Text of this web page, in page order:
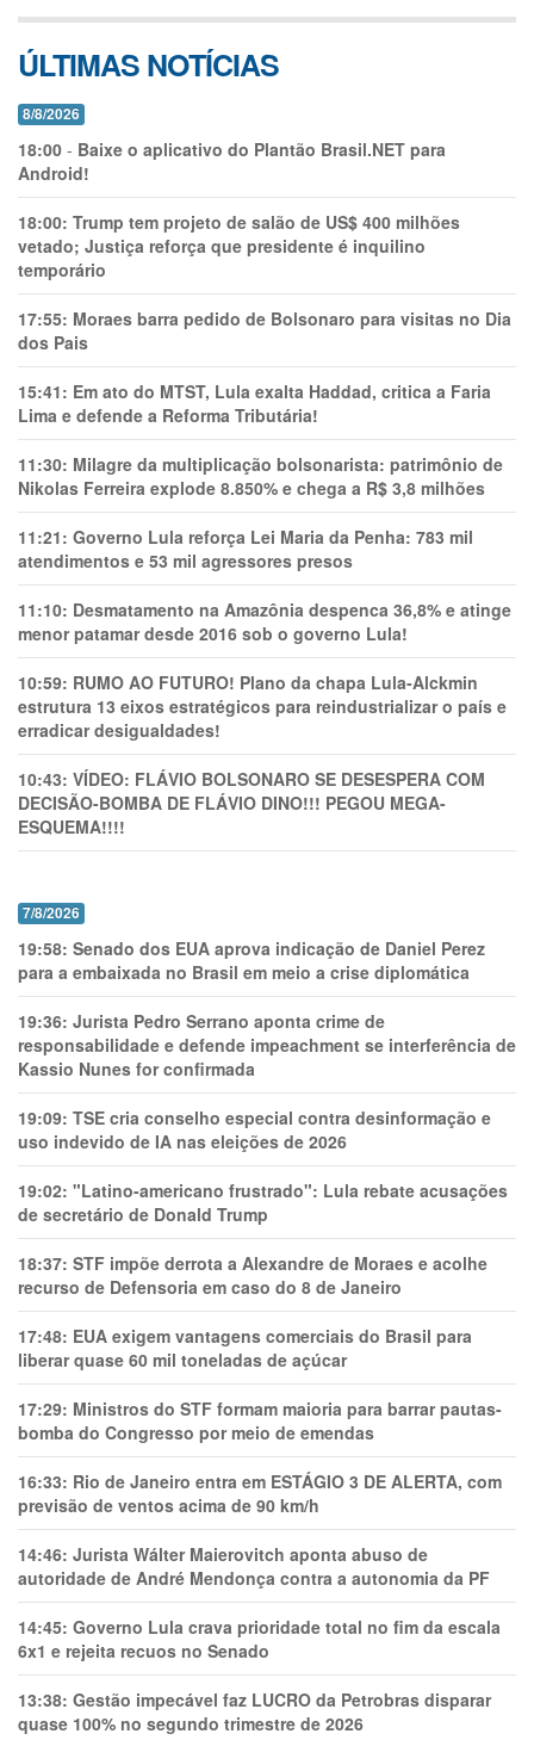
ÚLTIMAS NOTÍCIAS
8/8/2026
18:00 - Baixe o aplicativo do Plantão Brasil.NET para
Android!
18:00: Trump tem projeto de salão de US$ 400 milhões
vetado; Justiça reforça que presidente é inquilino
temporário
17:55: Moraes barra pedido de Bolsonaro para visitas no Dia
dos Pais
15:41: Em ato do MTST, Lula exalta Haddad, critica a Faria
Lima e defende a Reforma Tributária!
11:30: Milagre da multiplicação bolsonarista: patrimônio de
Nikolas Ferreira explode 8.850% e chega a R$ 3,8 milhões
11:21: Governo Lula reforça Lei Maria da Penha: 783 mil
atendimentos e 53 mil agressores presos
11:10: Desmatamento na Amazônia despenca 36,8% e atinge
menor patamar desde 2016 sob o governo Lula!
10:59: RUMO AO FUTURO! Plano da chapa Lula-Alckmin
estrutura 13 eixos estratégicos para reindustrializar o país e
erradicar desigualdades!
10:43: VÍDEO: FLÁVIO BOLSONARO SE DESESPERA COM
DECISÃO-BOMBA DE FLÁVIO DINO!!! PEGOU MEGA-
ESQUEMA!!!!
7/8/2026
19:58: Senado dos EUA aprova indicação de Daniel Perez
para a embaixada no Brasil em meio a crise diplomática
19:36: Jurista Pedro Serrano aponta crime de
responsabilidade e defende impeachment se interferência de
Kassio Nunes for confirmada
19:09: TSE cria conselho especial contra desinformação e
uso indevido de IA nas eleições de 2026
19:02: "Latino-americano frustrado": Lula rebate acusações
de secretário de Donald Trump
18:37: STF impõe derrota a Alexandre de Moraes e acolhe
recurso de Defensoria em caso do 8 de Janeiro
17:48: EUA exigem vantagens comerciais do Brasil para
liberar quase 60 mil toneladas de açúcar
17:29: Ministros do STF formam maioria para barrar pautas-
bomba do Congresso por meio de emendas
16:33: Rio de Janeiro entra em ESTÁGIO 3 DE ALERTA, com
previsão de ventos acima de 90 km/h
14:46: Jurista Wálter Maierovitch aponta abuso de
autoridade de André Mendonça contra a autonomia da PF
14:45: Governo Lula crava prioridade total no fim da escala
6x1 e rejeita recuos no Senado
13:38: Gestão impecável faz LUCRO da Petrobras disparar
quase 100% no segundo trimestre de 2026